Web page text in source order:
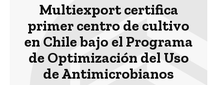
Multiexport certifica
primer centro de cultivo
en Chile bajo el Programa
de Optimización del Uso
de Antimicrobianos